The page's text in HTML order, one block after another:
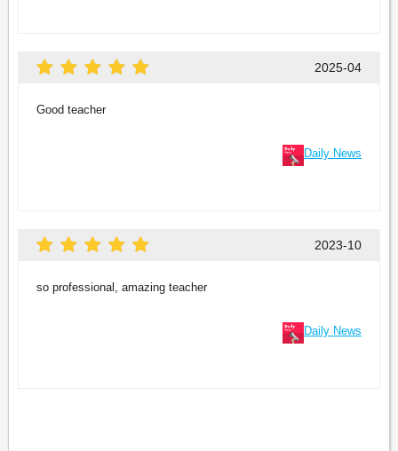
2025-04
Good teacher
Daily News
2023-10
so professional, amazing teacher
Daily News